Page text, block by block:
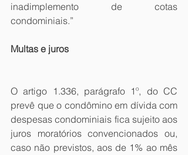
inadimplemento de cotas
condominiais.”
Multas e juros
O artigo 1.336, parágrafo 1º, do CC
prevê que o condômino em dívida com
despesas condominiais fica sujeito aos
juros moratórios convencionados ou,
caso não previstos, aos de 1% ao mês